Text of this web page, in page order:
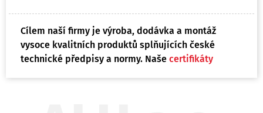
Cílem naší firmy je výroba, dodávka a montáž
vysoce kvalitních produktů splňujících české
technické předpisy a normy. Naše certifikáty